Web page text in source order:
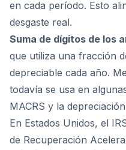
en cada período. Esto
desgaste real.
Suma de dígitos de los
que utiliza una fracción
depreciable cada año.
todavía se usa en
MACRS y la
En Estados Unidos, el
de Recuperación